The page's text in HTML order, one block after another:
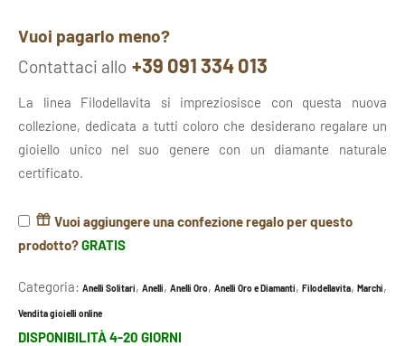
Vuoi pagarlo meno?
Contattaci allo +39 091 334 013
La linea Filodellavita si impreziosisce con questa nuova
collezione, dedicata a tutti coloro che desiderano regalare un
gioiello unico nel suo genere con un diamante naturale
certificato.
Vuoi aggiungere una confezione regalo per questo
prodotto?GRATIS
Categoria: Anelli Solitari, Anelli, Anelli Oro, Anelli Oro e Diamanti, Filodellavita, Marchi,
Vendita gioielli online
DISPONIBILITÀ 4-20 GIORNI